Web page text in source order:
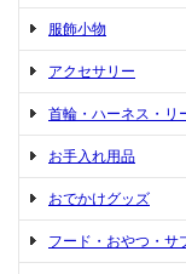
服飾小物
アクセサリー
首輪・ハーネス・リ
お手入れ用品
おでかけグッズ
フード・おやつ・サ